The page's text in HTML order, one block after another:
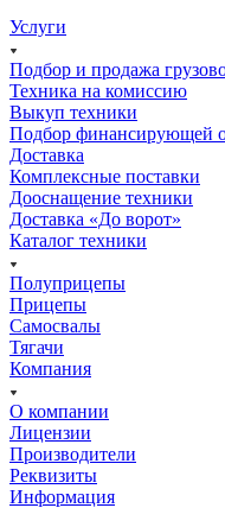
Услуги
Подбор и продажа
Техника на комиссию
Выкуп техники
Подбор финансирующей
Доставка
Комплексные поставки
Дооснащение техники
Доставка «До ворот»
Каталог техники
Полуприцепы
Прицепы
Самосвалы
Тягачи
Компания
О компании
Лицензии
Производители
Реквизиты
Информация